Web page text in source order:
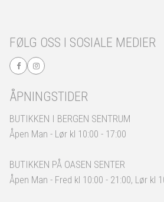
FØLG OSS I SOSIALE MEDIER
ÅPNINGSTIDER
BUTIKKEN I BERGEN SENTRUM
Åpen Man - Lør kl 10:00 - 17:00
BUTIKKEN PÅ OASEN SENTER
Åpen Man - Fred kl 10:00 - 21:00, Lør kl